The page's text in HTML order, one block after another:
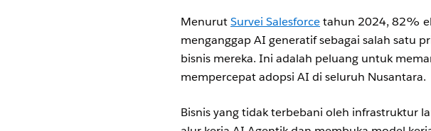
MenurutSurvei Salesforcetahun 2024, 82%
menganggap AI generatif sebagai salah satu
bisnis mereka. Ini adalah peluang untuk
mempercepat adopsi AI di seluruh Nusantara.
Bisnis yang tidak terbebani oleh infrastruktur